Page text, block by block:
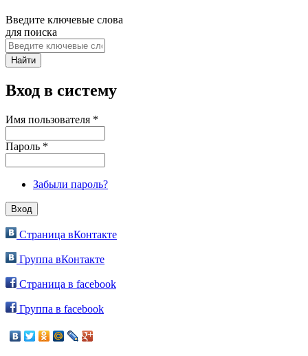
Введите ключевые слова
для поиска
Вход в систему
Имя пользователя *
Пароль *
Забыли пароль?
Страница вКонтакте
Группа вКонтакте
Страница в facebook
Группа в facebook